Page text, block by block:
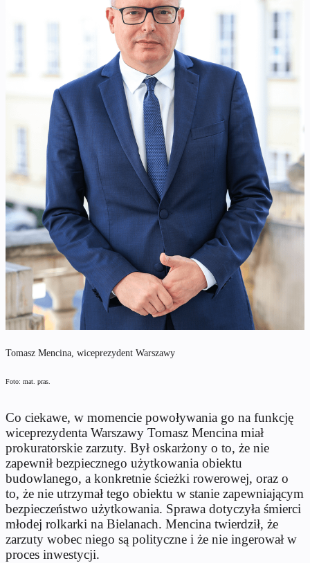
Tomasz Mencina, wiceprezydent Warszawy
Foto: mat. pras.
Co ciekawe, w momencie powoływania go na funkcję
wiceprezydenta Warszawy Tomasz Mencina miał
prokuratorskie zarzuty. Był oskarżony o to, że nie
zapewnił bezpiecznego użytkowania obiektu
budowlanego, a konkretnie ścieżki rowerowej, oraz o
to, że nie utrzymał tego obiektu w stanie zapewniającym
bezpieczeństwo użytkowania. Sprawa dotyczyła śmierci
młodej rolkarki na Bielanach. Mencina twierdził, że
zarzuty wobec niego są polityczne i że nie ingerował w
proces inwestycji.